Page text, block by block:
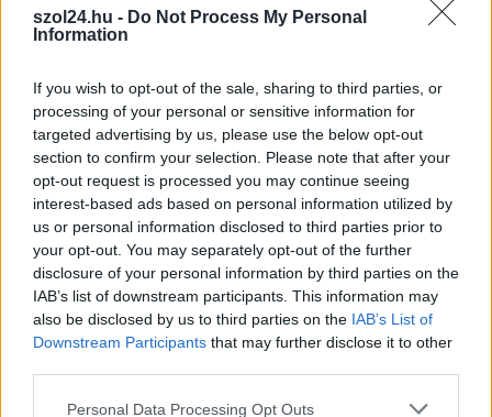
szol24.hu - Do Not Process My Personal
Information
If you wish to opt-out of the sale, sharing to third parties, or
processing of your personal or sensitive information for
targeted advertising by us, please use the below opt-out
section to confirm your selection. Please note that after your
opt-out request is processed you may continue seeing
interest-based ads based on personal information utilized by
us or personal information disclosed to third parties prior to
your opt-out. You may separately opt-out of the further
disclosure of your personal information by third parties on the
IAB’s list of downstream participants. This information may
also be disclosed by us to third parties on the IAB’s List of
Downstream Participants that may further disclose it to other
Please note that this website/app uses one or more Google
Personal Data Processing Opt Outs
2026.08.06. Kiss Lajos
Sok volt az igazolatlan hiányzás, Pócs János
kevesebbet vittek haza
A jászsági fideszes képviselő túl sokszor hiányzott
igazolatlanul a szavazásokról, de még mindig olcsón
megúszta ahhoz...
JNSZ megyei hírek